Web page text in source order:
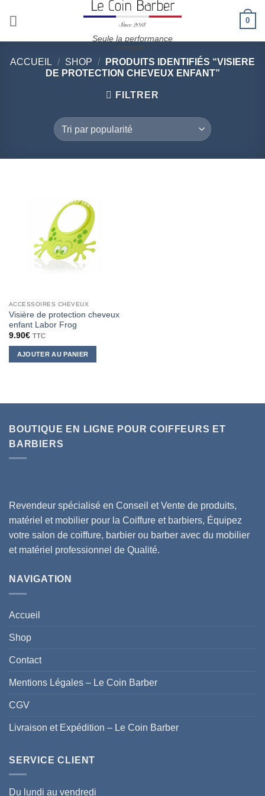
Seule la performance
compte !
0
ACCUEIL / SHOP /
PRODUITS IDENTIFIÉS “VISIERE
DE PROTECTION CHEVEUX ENFANT”
FILTRER
ACCESSOIRES CHEVEUX
Visière de protection cheveux
enfant Labor Frog
9.90€ TTC
AJOUTER AU PANIER
BOUTIQUE EN LIGNE POUR COIFFEURS ET
BARBIERS
Revendeur spécialisé en Conseil et Vente de produits,
matériel et mobilier pour la Coiffure et barbiers, Équipez
votre salon de coiffure, barbier ou barber avec du mobilier
et matériel professionnel de Qualité.
NAVIGATION
Accueil
Shop
Contact
Mentions Légales – Le Coin Barber
CGV
Livraison et Expédition – Le Coin Barber
SERVICE CLIENT
Du lundi au vendredi